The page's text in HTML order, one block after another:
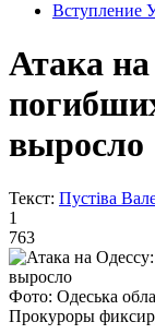
Вступление
Атака
выросло
Текст: Пустіва
1
763
Фото: Одеська
Прокуроры